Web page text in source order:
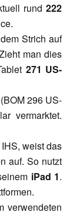
rund 222
Strich auf
man dies
271 US-
(BOM 296 US-
vermarktet.
weist das
auf. So nutzt
iPad 1.
verwendeten